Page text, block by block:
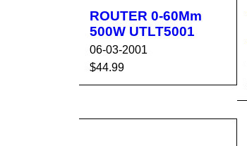
ROUTER 0-60Mm
500W UTLT5001
06-03-2001
$44.99
AÑADIR AL CA
VISTA